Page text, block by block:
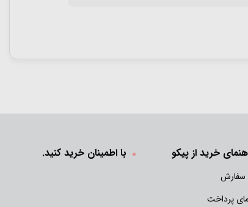
خرید از پیکو
سفارش
پرداخت
با اطمینان خرید کنید.